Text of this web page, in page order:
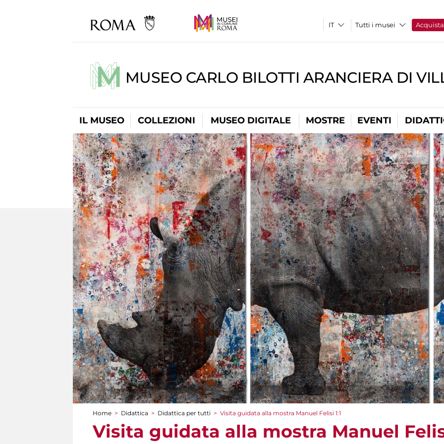
Tutti i musei Acquista
MUSEO CARLO BILOTTI ARANCIERA DI
IL MUSEO COLLEZIONI MUSEO DIGITALE MOSTRE EVENTI
Tu sei qui
Home > Didattica > Didattica per tutti > Visita guidata alla mostra Manuel Felisi 1:1
Visita guidata alla mostra Manuel